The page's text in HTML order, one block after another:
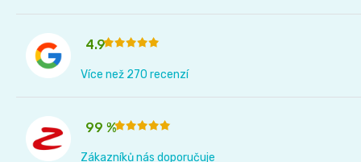
4.9
Více než 270 recenzí
99 %
Zákazníků nás doporučuje